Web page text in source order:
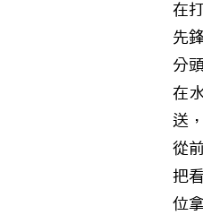
在
先
分
在
送
從
把
位